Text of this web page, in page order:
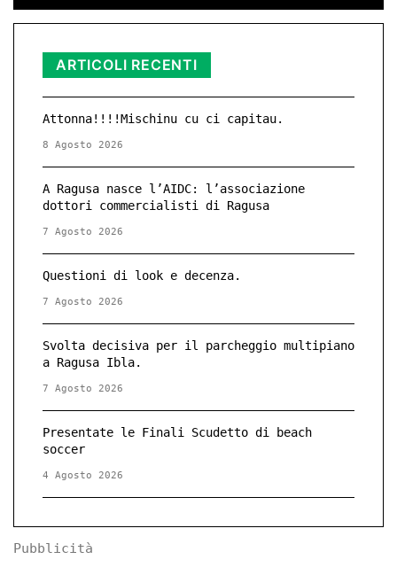
ARTICOLI RECENTI
Attonna!!!!Mischinu cu ci capitau.
8 Agosto 2026
A Ragusa nasce l’AIDC: l’associazione
dottori commercialisti di Ragusa
7 Agosto 2026
Questioni di look e decenza.
7 Agosto 2026
Svolta decisiva per il parcheggio multipiano
a Ragusa Ibla.
7 Agosto 2026
Presentate le Finali Scudetto di beach
soccer
4 Agosto 2026
Pubblicità